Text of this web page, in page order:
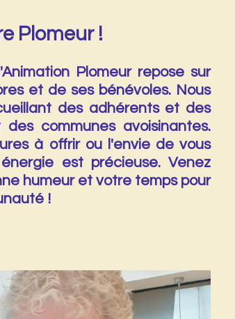
Plomeur !
Plomeur repose sur
et de ses bénévoles. Nous
des adhérents et des
communes avoisinantes.
à offrir ou l'envie de vous
est précieuse. Venez
humeur et votre temps pour
!